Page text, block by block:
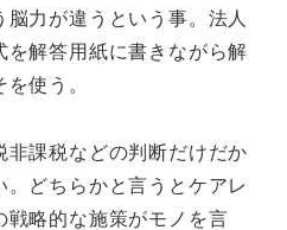
力が違うという事。法人
解答用紙に書きながら解
使う。
課税などの判断だけだか
どちらかと言うとケアレ
略的な施策がモノを言